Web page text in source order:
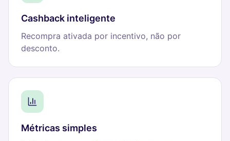
Cashback inteligente
Recompra ativada por incentivo, não por
desconto.
Métricas simples